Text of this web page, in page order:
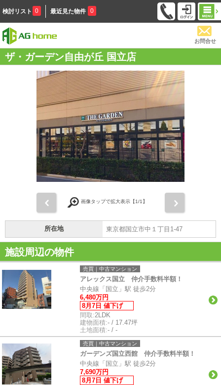
検討リスト 0 最近見た物件 0
お問合せ
ザ・ガーデン自由が丘 国立店
画像タップで拡大表示【1/1】
所在地 東京都国立市中１丁目1-47
施設周辺の物件
売買｜中古マンション
アレックス国立 仲介手数料半額！
中央線「国立」駅 徒歩2分
6,480万円
8月7日 値下げ
間取:2LDK
建物面積:- / 17.47坪
土地面積:- / -
売買｜中古マンション
ガーデンズ国立西館 仲介手数料半額！
中央線「国立」駅 徒歩2分
7,690万円
8月7日 値下げ